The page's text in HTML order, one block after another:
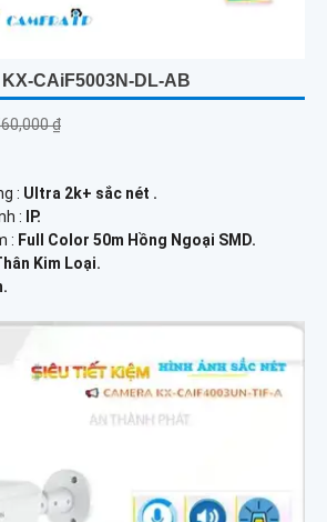
CAiF5003N-DL-AB
₫
: Ultra 2k+ sắc nét .
:
IP.
: Full Color 50m Hồng Ngoại SMD.
Kim Loại.